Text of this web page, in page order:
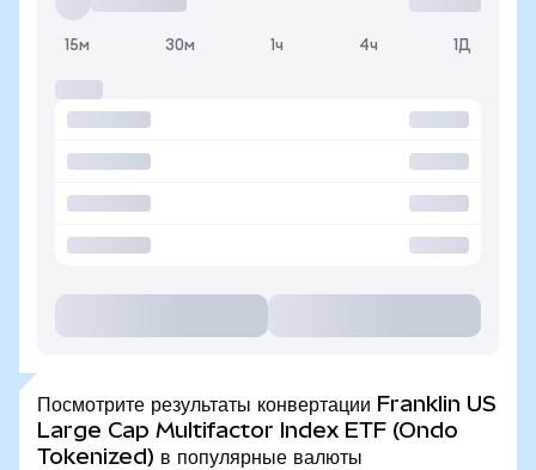
15м 30м 1ч 4ч 1Д
Посмотрите результаты конвертации Franklin US
Large Cap Multifactor Index ETF (Ondo
Tokenized) в популярные валюты